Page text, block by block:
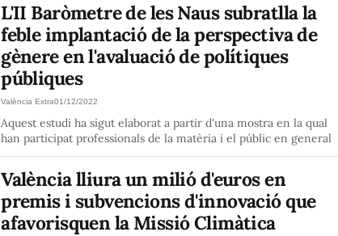
L'II Baròmetre de les Naus subratlla la
feble implantació de la perspectiva de
gènere en l'avaluació de polítiques
públiques
València Extra01/12/2022
Aquest estudi ha sigut elaborat a partir d'una mostra en la qual
han participat professionals de la matèria i el públic en general
València lliura un milió d'euros en
premis i subvencions d'innovació que
afavorisquen la Missió Climàtica